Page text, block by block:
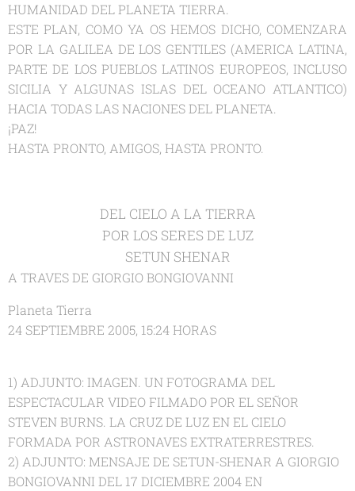
HUMANIDAD DEL PLANETA TIERRA.
ESTE PLAN, COMO YA OS HEMOS DICHO, COMENZARA
POR LA GALILEA DE LOS GENTILES (AMERICA LATINA,
PARTE DE LOS PUEBLOS LATINOS EUROPEOS, INCLUSO
SICILIA Y ALGUNAS ISLAS DEL OCEANO ATLANTICO)
HACIA TODAS LAS NACIONES DEL PLANETA.
¡PAZ!
HASTA PRONTO, AMIGOS, HASTA PRONTO.
DEL CIELO A LA TIERRA
POR LOS SERES DE LUZ
SETUN SHENAR
A TRAVES DE GIORGIO BONGIOVANNI
Planeta Tierra
24 SEPTIEMBRE 2005, 15:24 HORAS
1) ADJUNTO: IMAGEN. UN FOTOGRAMA DEL
ESPECTACULAR VIDEO FILMADO POR EL SEÑOR
STEVEN BURNS. LA CRUZ DE LUZ EN EL CIELO
FORMADA POR ASTRONAVES EXTRATERRESTRES.
2) ADJUNTO: MENSAJE DE SETUN-SHENAR A GIORGIO
BONGIOVANNI DEL 17 DICIEMBRE 2004 EN